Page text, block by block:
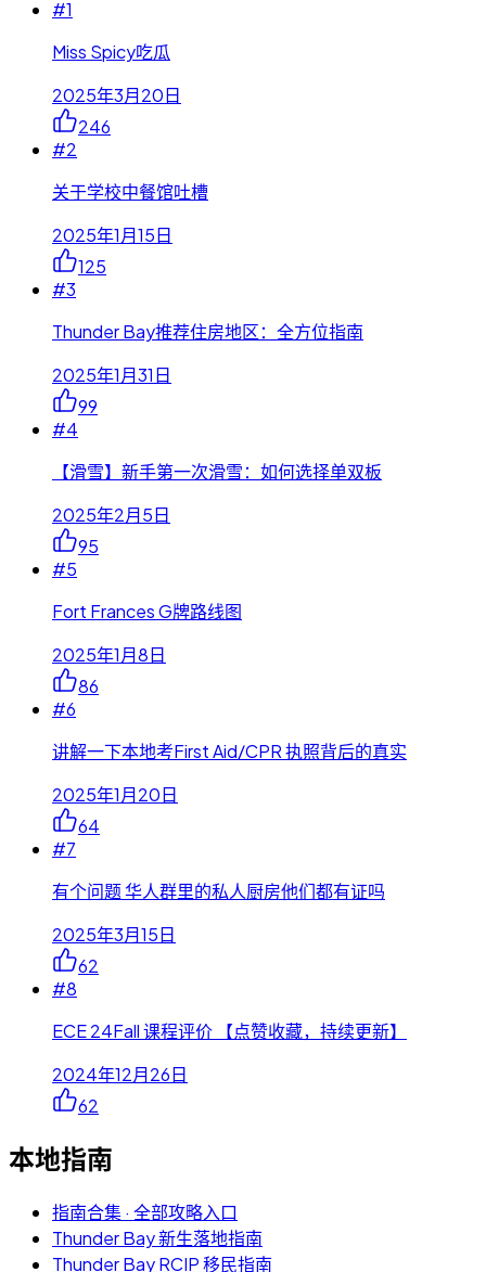
#1
Miss Spicy吃瓜
2025年3月20日
246
#2
关于学校中餐馆吐槽
2025年1月15日
125
#3
Thunder Bay推荐住房地区：全方位指南
2025年1月31日
99
#4
【滑雪】新手第一次滑雪：如何选择单双板
2025年2月5日
95
#5
Fort Frances G牌路线图
2025年1月8日
86
#6
讲解一下本地考First Aid/CPR 执照背后的真实
2025年1月20日
64
#7
有个问题 华人群里的私人厨房他们都有证吗
2025年3月15日
62
#8
ECE 24Fall 课程评价 【点赞收藏，持续更新】
2024年12月26日
62
本地指南
指南合集 · 全部攻略入口
Thunder Bay 新生落地指南
Thunder Bay RCIP 移民指南